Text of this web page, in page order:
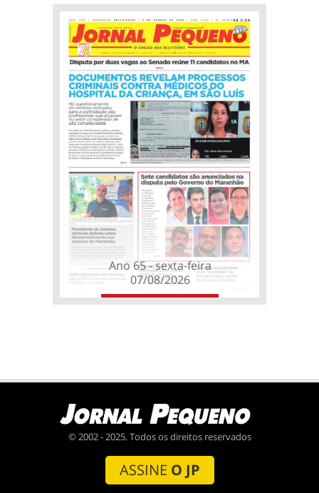
Ano 65 - sexta-feira
07/08/2026
© 2002 - 2025. Todos os direitos reservados
ASSINE O JP